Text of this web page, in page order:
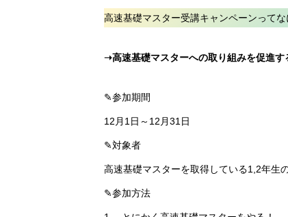
高速基礎マスター受講キャンペーンってな
➝高速基礎マスターへの取り組みを促進す
✎参加期間
12月1日～12月31日
✎対象者
高速基礎マスターを取得している1,2年生
✎参加方法